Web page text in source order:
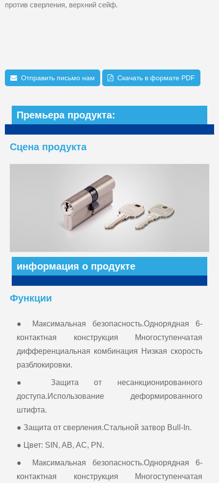
против сверления, верхний сейф.
Отправить письмо нам Скачать в формате PDF
Премьера продукта:
Сцена продукта
информация о продукте
Функции
● Максимальная безопасность.Однорядная 6-
контактная конструкция Многоступенчатая
дифференциальная комбинация Низкая скорость
разблокировки.
● Защита от несанкционированного
доступа.Использование деформированного
штифта.
● Защита от сверления.Стальной затвор Bull-In.
● Цвет: SIN, AB, AC, PN.
● Максимальная безопасность.Однорядная 6-
контактная конструкция Многоступенчатая